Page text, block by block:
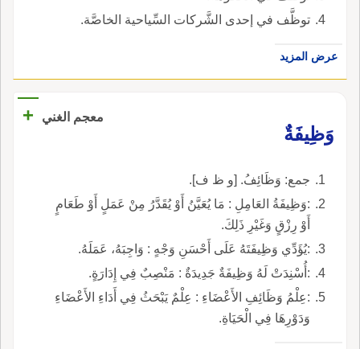
توظَّف في إحدى الشَّركات السِّياحية الخاصَّة.
عرض المزيد
معجم الغني
+
وَظِيفَةٌ
جمع: وَظَائِفُ. [و ظ ف].
:وَظِيفَةُ العَامِلِ : مَا يُعَيَّنُ أَوْ يُقَدَّرُ مِنْ عَمَلٍ أَوْ طَعَامٍ
أَوْ رِزْقٍ وَغَيْرِ ذَلِكَ.
:يُؤَدِّي وَظِيفَتَهُ عَلَى أَحْسَنِ وَجْهٍ : وَاجِبَهُ، عَمَلَهُ.
:أُسْنِدَتْ لَهُ وَظِيفَةٌ جَدِيدَةٌ : مَنْصِبٌ فِي إِدَارَةٍ.
:عِلْمُ وَظَائِفِ الأَعْضَاءِ : عِلْمٌ يَبْحَثُ فِي أَدَاءِ الأَعْضَاءِ
وَدَوْرِهَا فِي الْحَيَاةِ.